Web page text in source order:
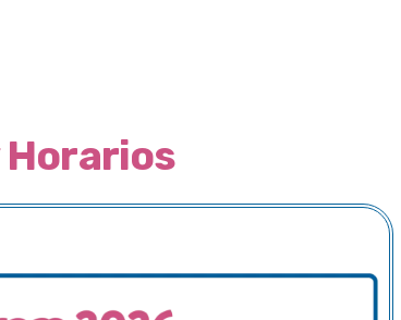
Horarios